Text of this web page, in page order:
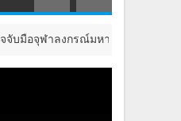
หาวิทยาลัยหนุนโครงการ